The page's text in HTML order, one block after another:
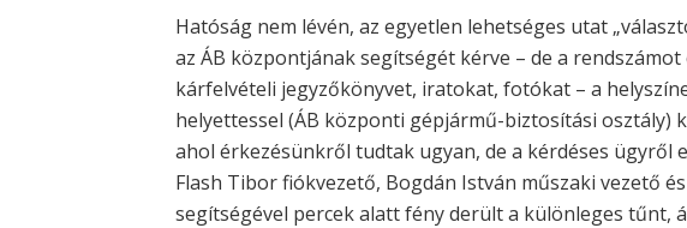
Hatóság nem lévén, az egyetlen lehetséges utat
az ÁB központjának segítségét kérve – de a
kárfelvételi jegyzőkönyvet, iratokat, fotókat – a
helyettessel (ÁB központi gépjármű-biztosítási osztály)
ahol érkezésünkről tudtak ugyan, de a kérdéses ügyről
Flash Tibor fiókvezető, Bogdán István műszaki vezető
segítségével percek alatt fény derült a különleges tűnt,